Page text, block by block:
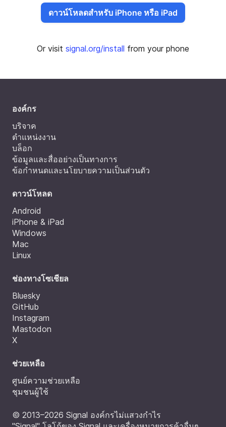
ดาวน์โหลดสำหรับ iPhone หรือ iPad
Or visit signal.org/install from your phone
องค์กร
บริจาค
ตำแหน่งงาน
บล็อก
ข้อมูลและสื่ออย่างเป็นทางการ
ข้อกำหนดและนโยบายความเป็นส่วนตัว
ดาวน์โหลด
Android
iPhone & iPad
Windows
Mac
Linux
ช่องทางโซเชียล
Bluesky
GitHub
Instagram
Mastodon
X
ช่วยเหลือ
ศูนย์ความช่วยเหลือ
ชุมชนผู้ใช้
© 2013–2026 Signal องค์กรไม่แสวงกำไร